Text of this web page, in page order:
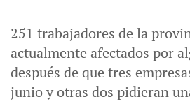
251 trabajadores de la
actualmente afectados por
después de que tres
junio y otras dos pidieran